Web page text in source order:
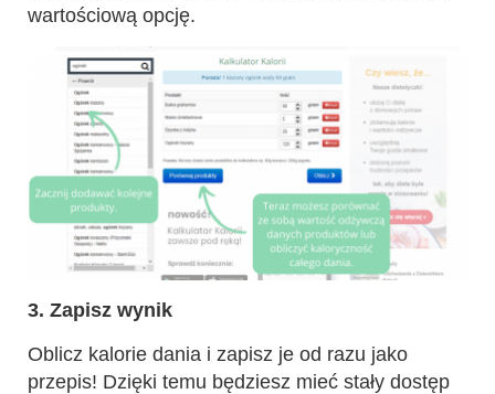
wartościową opcję.
3. Zapisz wynik
Oblicz kalorie dania i zapisz je od razu jako
przepis! Dzięki temu będziesz mieć stały dostęp